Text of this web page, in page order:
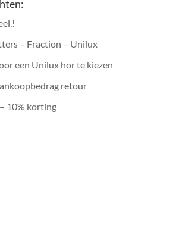
– Fraction – Unilux
een Unilux hor te kiezen
retour
10% korting